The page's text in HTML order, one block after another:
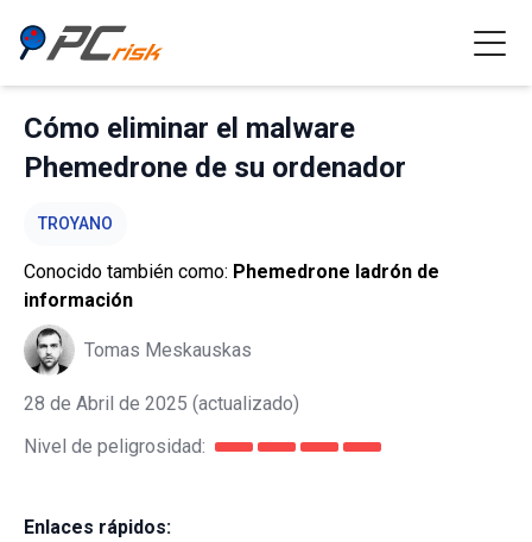
Cómo eliminar el malware
Phemedrone de su ordenador
TROYANO
Conocido también como: Phemedrone ladrón de
información
Tomas Meskauskas
28 de Abril de 2025 (actualizado)
Nivel de peligrosidad:
Enlaces rápidos: